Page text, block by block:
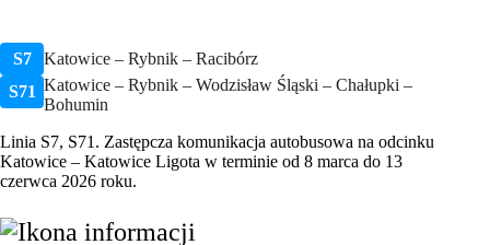
S7
Katowice – Rybnik – Racibórz
S71 Katowice – Rybnik – Wodzisław Śląski – Chałupki –
Bohumin
Linia S7, S71. Zastępcza komunikacja autobusowa na odcinku
Katowice – Katowice Ligota w terminie od 8 marca do 13
czerwca 2026 roku.